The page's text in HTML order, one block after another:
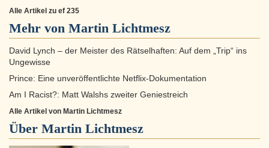
Alle Artikel zu ef 235
Mehr von Martin Lichtmesz
David Lynch – der Meister des Rätselhaften: Auf dem „Trip“ ins
Ungewisse
Prince: Eine unveröffentlichte Netflix-Dokumentation
Am I Racist?: Matt Walshs zweiter Geniestreich
Alle Artikel von Martin Lichtmesz
Über Martin Lichtmesz